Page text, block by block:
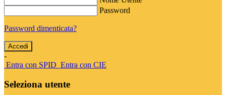
Password
Password dimenticata?
-
Entra con SPID Entra con CIE
Seleziona utente